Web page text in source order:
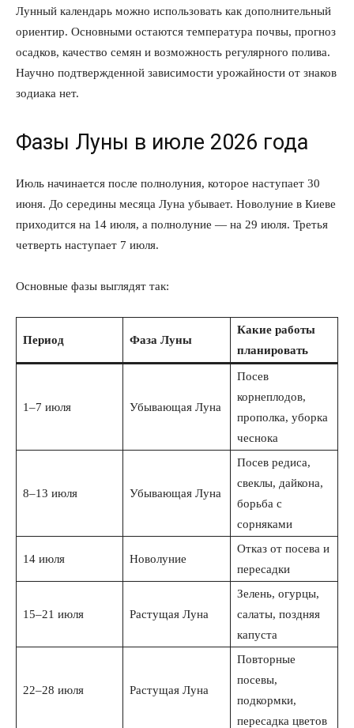
Лунный календарь можно использовать как дополнительный
ориентир. Основными остаются температура почвы, прогноз
осадков, качество семян и возможность регулярного полива.
Научно подтвержденной зависимости урожайности от знаков
зодиака нет.
Фазы Луны в июле 2026 года
Июль начинается после полнолуния, которое наступает 30
июня. До середины месяца Луна убывает. Новолуние в Киеве
приходится на 14 июля, а полнолуние — на 29 июля. Третья
четверть наступает 7 июля.
Основные фазы выглядят так:
Период Фаза Луны
Какие работы
планировать
1–7 июля Убывающая Луна
Посев
корнеплодов,
прополка, уборка
чеснока
8–13 июля Убывающая Луна
Посев редиса,
свеклы, дайкона,
борьба с
сорняками
14 июля Новолуние
Отказ от посева и
пересадки
15–21 июля Растущая Луна
Зелень, огурцы,
салаты, поздняя
капуста
22–28 июля Растущая Луна
Повторные
посевы,
подкормки,
пересадка цветов